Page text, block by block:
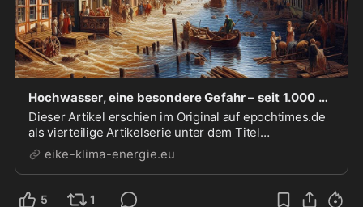
Hochwasser, eine besondere Gefahr – seit 1.000 Jahren dokumentiert (Teil 3) - EIKE - Europäisches Institut für Klima & Energie
Dieser Artikel erschien im Original auf epochtimes.de
als vierteilige Artikelserie unter dem Titel
„Hochwasser, eine besondere Gefahr“.
Zweitveröffentlichung mit freundlicher Genehmigung
der Autoren. Von Klaus H. Richardt und Tim Sumpf
Baden-Württemb...
eike-klima-energie.eu
5 1